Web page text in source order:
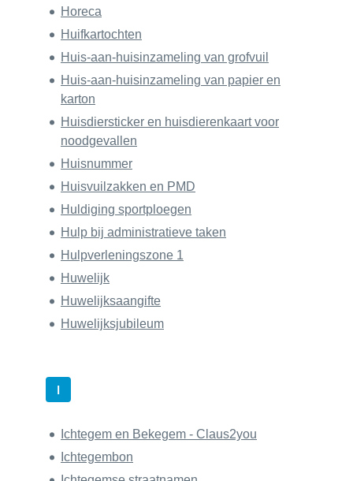
Horeca
Huifkartochten
Huis-aan-huisinzameling van grofvuil
Huis-aan-huisinzameling van papier en
karton
Huisdiersticker en huisdierenkaart voor
noodgevallen
Huisnummer
Huisvuilzakken en PMD
Huldiging sportploegen
Hulp bij administratieve taken
Hulpverleningszone 1
Huwelijk
Huwelijksaangifte
Huwelijksjubileum
I
Ichtegem en Bekegem - Claus2you
Ichtegembon